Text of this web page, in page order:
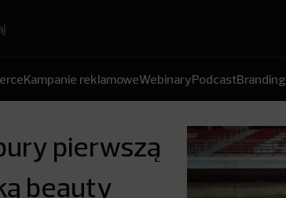
Kampanie reklamoweWebinaryPodcastBranding
pierwszą
beauty